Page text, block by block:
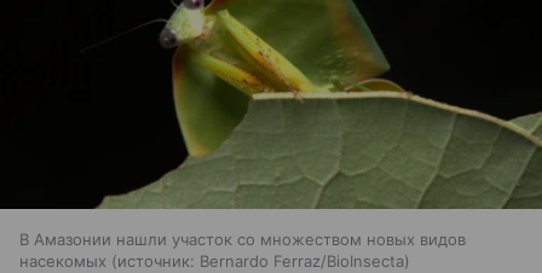
В Амазонии нашли участок со множеством новых видов
насекомых
источник: Bernardo Ferraz/BioInsecta